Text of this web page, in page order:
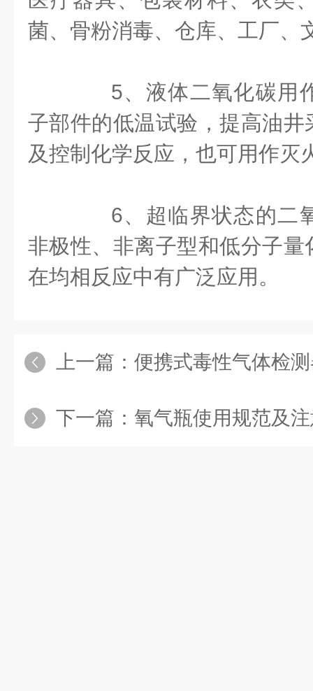
菌、骨粉消毒、仓库、工厂、
5、液体二氧化碳用
子部件的低温试验，提高油
及控制化学反应，也可用作灭
6、超临界状态的二
非极性、非离子型和低分子
在均相反应中有广泛应用。
上一篇： 便携式毒性气体检测器在
下一篇： 氧气瓶使用规范及